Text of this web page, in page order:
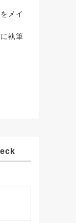
メイ
執筆